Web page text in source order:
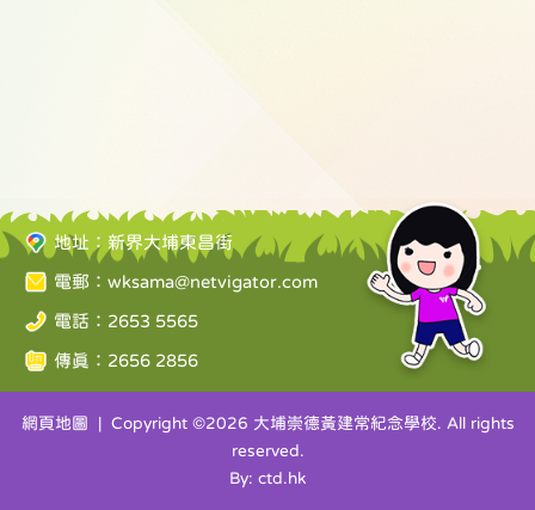
地址：新界大埔東昌街
電郵： wksama@netvigator.com
電話：2653 5565
傳真：2656 2856
網頁地圖 | Copyright ©2026 大埔崇德黃建常紀念學校. All rights
reserved.
By: ctd.hk